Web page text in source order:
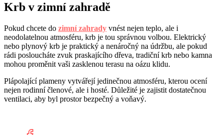
Krb v zimní zahradě
Pokud chcete do zimní zahrady vnést nejen teplo, ale i
neodolatelnou atmosféru, krb je tou správnou volbou. Elektrický
nebo plynový krb je praktický a nenáročný na údržbu, ale pokud
rádi posloucháte zvuk praskajícího dřeva, tradiční krb nebo kamna
mohou proměnit vaši zasklenou terasu na oázu klidu.
Plápolající plameny vytvářejí jedinečnou atmosféru, kterou ocení
nejen rodinní členové, ale i hosté. Důležité je zajistit dostatečnou
ventilaci, aby byl prostor bezpečný a voňavý.